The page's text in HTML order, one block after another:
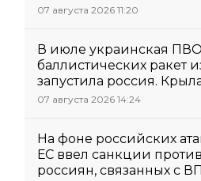
07 августа 2026 11:20
В июле украинская
баллистических ракет
запустила россия.
07 августа 2026 14:24
На фоне российских
ЕС ввел санкции
россиян, связанных с